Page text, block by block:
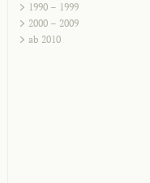
1990 – 1999
2000 – 2009
ab 2010